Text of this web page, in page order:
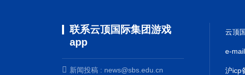
联系云顶国际集团游戏
app
新闻投稿 : news@sbs.edu.cn
云顶
e-mail
沪icp